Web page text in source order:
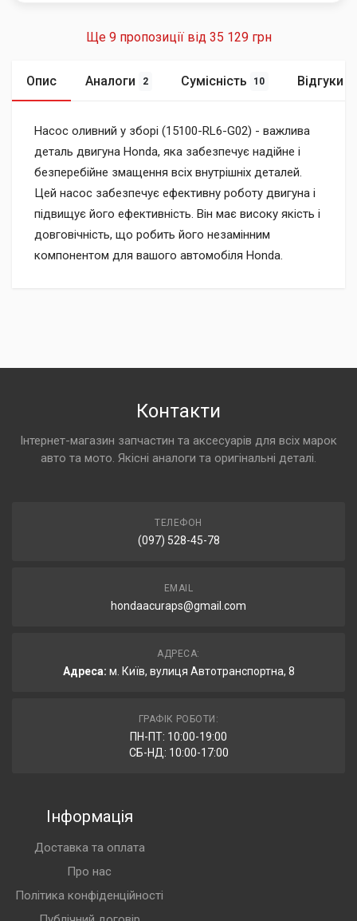
Ще 9 пропозиції від 35 129 грн
Опис Аналоги 2 Сумісність 10 Відгуки
Насос оливний у зборі (15100-RL6-G02) - важлива
деталь двигуна Honda, яка забезпечує надійне і
безперебійне змащення всіх внутрішніх деталей.
Цей насос забезпечує ефективну роботу двигуна і
підвищує його ефективність. Він має високу якість і
довговічність, що робить його незамінним
компонентом для вашого автомобіля Honda.
Контакти
Інтернет-магазин запчастин та аксесуарів для всіх марок
авто та мото. Якісні аналоги та оригінальні деталі.
ТЕЛЕФОН
(097) 528-45-78
EMAIL
hondaacuraps@gmail.com
АДРЕСА:
Адреса: м. Київ, вулиця Автотранспортна, 8
ГРАФІК РОБОТИ:
ПН-ПТ: 10:00-19:00
СБ-НД: 10:00-17:00
Інформація
Доставка та оплата
Про нас
Політика конфіденційності